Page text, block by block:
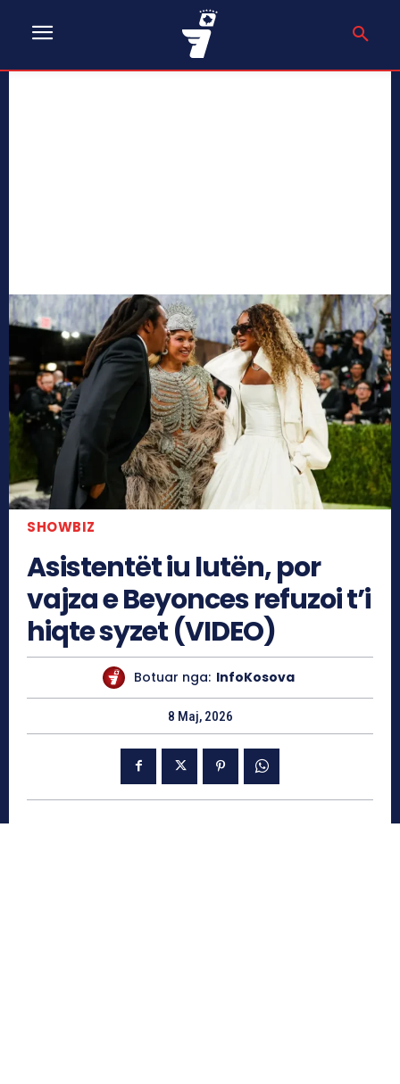
SHOWBIZ
Asistentët iu lutën, por
vajza e Beyonces refuzoi t’i
hiqte syzet (VIDEO)
Botuar nga: InfoKosova
8 Maj, 2026